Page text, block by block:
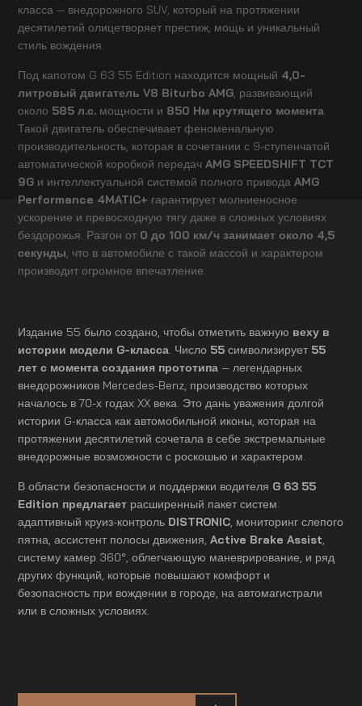
класса — внедорожного SUV, который на протяжении
десятилетий олицетворяет престиж, мощь и уникальный
стиль вождения.
Под капотом G 63 55 Edition находится мощный 4,0-
литровый двигатель V8 Biturbo AMG , развивающий
около 585 л.с. мощности и 850 Нм крутящего момента
Такой двигатель обеспечивает феноменальную
производительность, которая в сочетании с 9-ступенчатой
автоматической коробкой передачAMG SPEEDSHIFT TCT
9G и интеллектуальной системой полного приводаAMG
Performance 4MATIC+ гарантирует молниеносное
ускорение и превосходную тягу даже в сложных условиях
бездорожья. Разгон от 0 до 100 км/ч занимает около 4,5
секунды , что в автомобиле с такой массой и характером
производит огромное впечатление.
Издание 55 было создано, чтобы отметить важную веху в
истории модели G-класса . Число 55 символизирует 55
лет с момента создания прототипа — легендарных
внедорожников Mercedes-Benz, производство которых
началось в 70-х годах XX века. Это дань уважения долгой
истории G-класса как автомобильной иконы, которая на
протяжении десятилетий сочетала в себе экстремальные
внедорожные возможности с роскошью и характером.
В области безопасности и поддержки водителя G 63 55
Edition предлагает расширенный пакет систем:
адаптивный круиз-контроль DISTRONIC, мониторинг слепого
пятна, ассистент полосы движения,Active Brake Assist,
систему камер 360°, облегчающую маневрирование, и ряд
других функций, которые повышают комфорт и
безопасность при вождении в городе, на автомагистрали
или в сложных условиях.